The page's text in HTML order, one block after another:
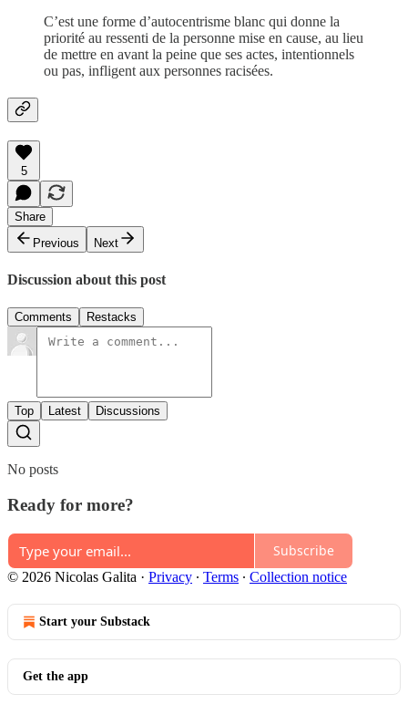
C’est une forme d’autocentrisme blanc qui donne la
priorité au ressenti de la personne mise en cause, au lieu
de mettre en avant la peine que ses actes, intentionnels
ou pas, infligent aux personnes racisées.
5
Share
Previous
Next
Discussion about this post
Comments Restacks
Top Latest Discussions
No posts
Ready for more?
Subscribe
© 2026 Nicolas Galita · Privacy ∙ Terms ∙ Collection notice
Start your Substack
Get the app